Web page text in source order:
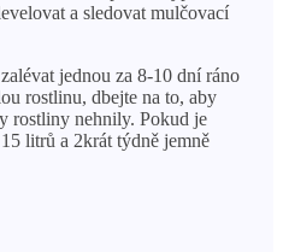
a sledovat mulčovací
jednou za 8-10 dní ráno
rostlinu, dbejte na to, aby
rostliny nehnily. Pokud je
litrů a 2krát týdně jemně